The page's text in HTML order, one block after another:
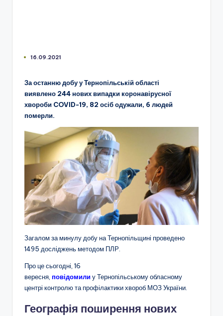
16.09.2021
За останню добу у Тернопільській області
виявлено 244 нових випадки коронавірусної
хвороби COVID-19, 82 осіб одужали, 6 людей
померли.
Загалом за минулу добу на Тернопільщині проведено
1495 досліджень методом ПЛР.
Про це сьогодні, 16
вересня, повідомилиу Тернопільському обласному
центрі контролю та профілактики хвороб МОЗ України.
Географія поширення нових